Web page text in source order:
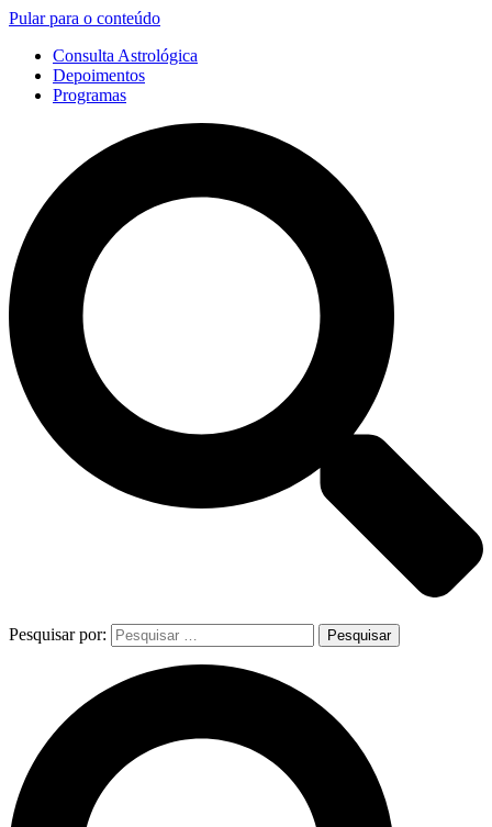
Pular para o conteúdo
Consulta Astrológica
Depoimentos
Programas
Pesquisar por: